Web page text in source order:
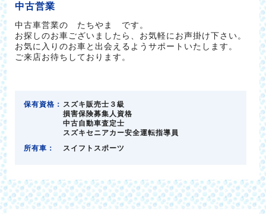
中古営業
中古車営業の たちやま です。
お探しのお車ございましたら、お気軽にお声掛け下さい。
お気に入りのお車と出会えるようサポートいたします。
ご来店お待ちしております。
保有資格： スズキ販売士３級
損害保険募集人資格
中古自動車査定士
スズキセニアカー安全運転指導員
所有車：
スイフトスポーツ